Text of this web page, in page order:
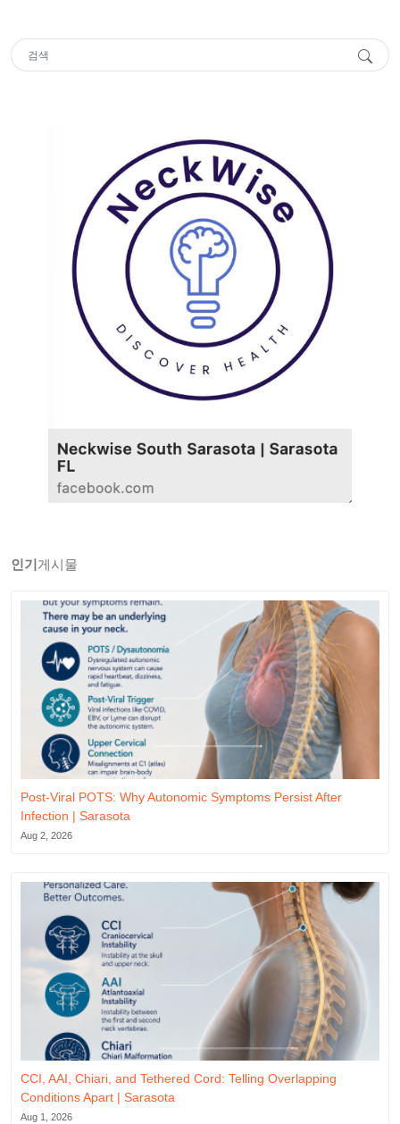
인기 게시물
Post-Viral POTS: Why Autonomic Symptoms Persist After
Infection | Sarasota
Aug 2, 2026
CCI, AAI, Chiari, and Tethered Cord: Telling Overlapping
Conditions Apart | Sarasota
Aug 1, 2026